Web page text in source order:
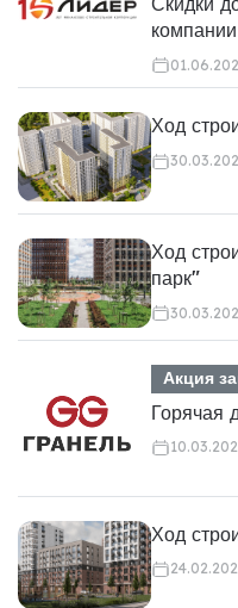
Ход
Ход
парк"
Акция
Горячая
Ход